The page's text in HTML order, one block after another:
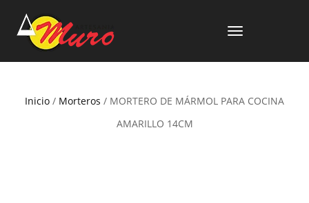
CAMBIAR
Inicio / Morteros / MORTERO DE MÁRMOL PARA COCINA
AMARILLO 14CM